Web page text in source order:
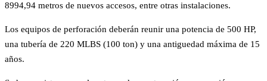
8994,94 metros de nuevos accesos, entre otras instalaciones.
Los equipos de perforación deberán reunir una potencia de 500 HP,
una tubería de 220 MLBS (100 ton) y una antiguedad máxima de 15
años.